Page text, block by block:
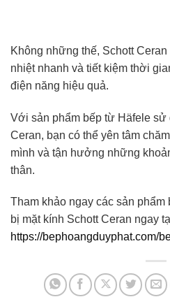
Không những thế, Schott
nhiệt nhanh và tiết kiệm thời
điện năng hiệu quả.
Với sản phẩm bếp từ Häfele sử
Ceran, bạn có thể yên tâm
mình và tận hưởng những
thân.
Tham khảo ngay các sản
bị mặt kính Schott Ceran ngay
https://bephoangduyphat.com/